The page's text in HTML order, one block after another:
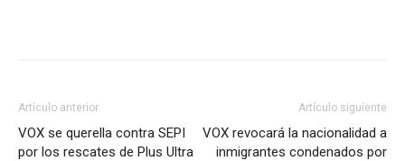
Artículo anterior
VOX se querella contra SEPI
por los rescates de Plus Ultra
Artículo siguiente
VOX revocará la nacionalidad a
inmigrantes condenados por